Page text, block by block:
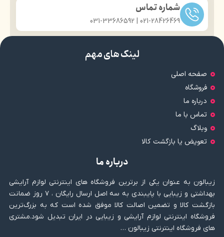
شماره تماس
021-28426469 | 031-33686592
لینک های مهم
صفحه اصلی
فروشگاه
درباره ما
تماس با ما
وبلاگ
تعویض یا بازگشت کالا
درباره ما
زیبالون به عنوان یکی از برترین فروشگاه های اینترنتی لوازم آرایشی
بهداشتی و زیبایی با پایبندی به سه اصل ارسال رایگان ، ۷ روز ضمانت
بازگشت کالا و تضمین اصالت کالا موفق شده است که به بزرگ‌ترین
فروشگاه اینترنتی لوازم آرایشی و زیبایی در ایران تبدیل شود.مشتری
های فروشگاه اینترنتی زیبالون …